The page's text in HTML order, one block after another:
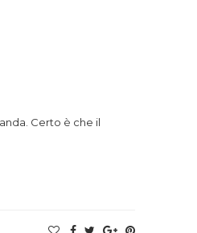
Certo è che il